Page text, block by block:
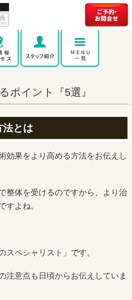
ポイント『5選』
法とは
効果をより高める方法をお伝えし
整体を受けるのですから、より治
すよね。
スペシャリスト」です。
注意点も日頃からお伝えしていま